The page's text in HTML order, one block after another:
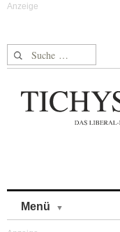
Suche nach:
Menü